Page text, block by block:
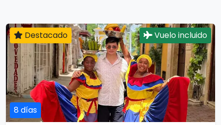
8 días
Destacado Vuelo incluido